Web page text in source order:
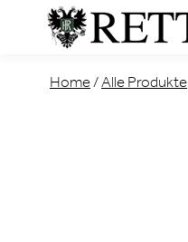
Home / Alle Produkte